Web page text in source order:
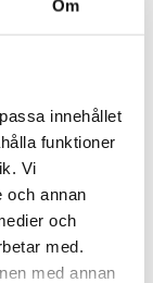
Om
innehållet
funktioner
Vi
och annan
och
med.
med annan
till Black Wolf
trailer 2000